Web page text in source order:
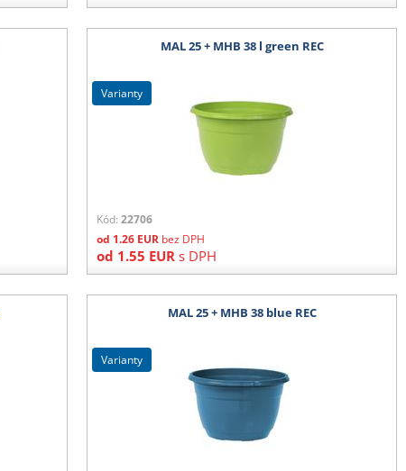
MAL 25 + MHB 38 l green REC
Kód:22706
od 1.26 EUR bez DPH
od 1.55 EUR s DPH
varianty
MAL 25 + MHB 38 blue REC
varianty